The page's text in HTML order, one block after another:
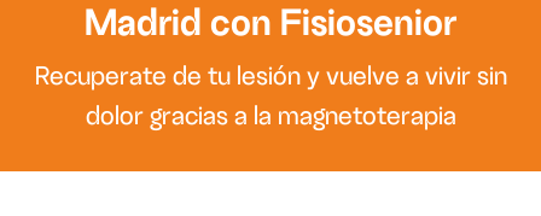
Madrid con Fisiosenior
Recuperate de tu lesión y vuelve a vivir sin
dolor gracias a la magnetoterapia